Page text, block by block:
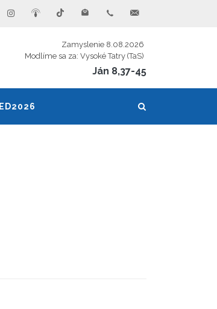
Zamyslenie 8.08.2026
Modlíme sa za: Vysoké Tatry (TaS)
Ján 8,37-45
ED2026